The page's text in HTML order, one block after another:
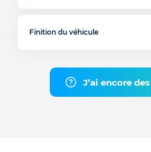
Finition du véhicule
J’ai encore